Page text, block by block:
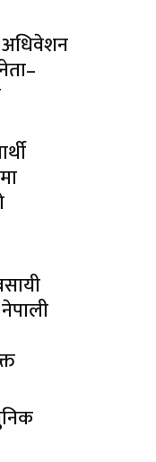
अधिवेशन